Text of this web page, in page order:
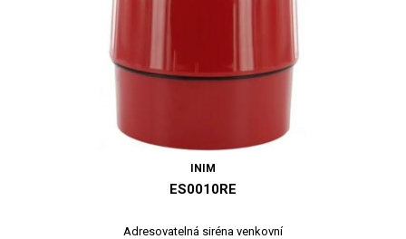
INIM
ES0010RE
Adresovatelná siréna venkovní